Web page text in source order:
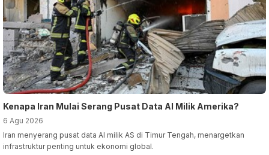
Kenapa Iran Mulai Serang Pusat Data AI Milik Amerika?
6 Agu 2026
Iran menyerang pusat data AI milik AS di Timur Tengah, menargetkan
infrastruktur penting untuk ekonomi global.